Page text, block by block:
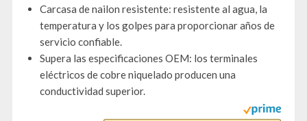
Carcasa de nailon resistente: resistente al agua, la
temperatura y los golpes para proporcionar años de
servicio confiable.
Supera las especificaciones OEM: los terminales
eléctricos de cobre niquelado producen una
conductividad superior.